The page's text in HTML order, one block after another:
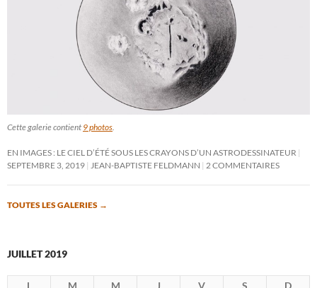
Cette galerie contient 9 photos
EN IMAGES : LE CIEL D’ÉTÉ SOUS LES CRAYONS D’UN ASTRODESSINATEUR
SEPTEMBRE 3, 2019
JEAN-BAPTISTE FELDMANN 2 COMMENTAIRES
TOUTES LES GALERIES →
JUILLET 2019
L M M J V S
D